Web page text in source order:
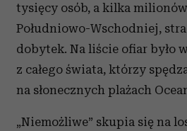
tysięcy osób, a kilka
Południowo-Wschodniej,
dobytek. Na liście ofiar było
z całego świata, którzy
na słonecznych plażach
„Niemożliwe” skupia się na